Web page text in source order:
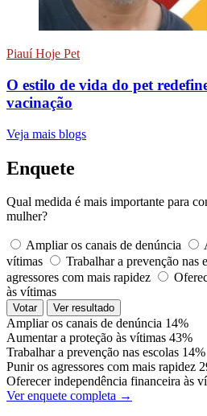
Piauí Hoje Pet
O estilo de vida do pet
vacinação
Veja mais blogs
Enquete
Qual medida é mais importante para
mulher?
Ampliar os canais de denúncia
vítimas
Trabalhar a prevenção nas
agressores com mais rapidez
às vítimas
Votar Ver resultado
Ampliar os canais de denúncia 14%
Aumentar a proteção às vítimas 43%
Trabalhar a prevenção nas escolas 14%
Punir os agressores com mais rapidez
Oferecer independência financeira às
Ver enquete completa →